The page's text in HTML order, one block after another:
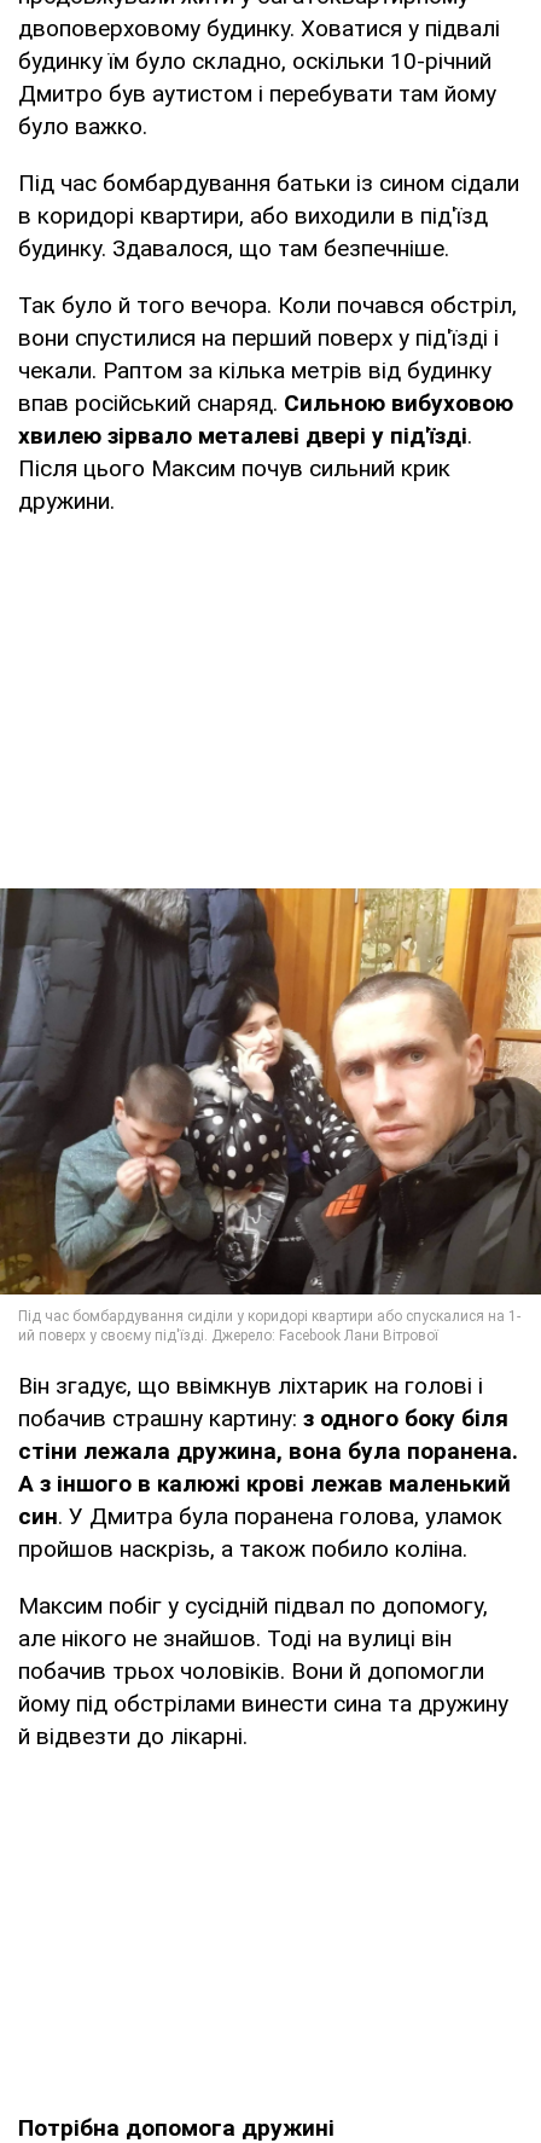
двоповерховому будинку. Ховатися у підвалі
будинку їм було складно, оскільки 10-річний
Дмитро був аутистом і перебувати там йому
було важко.
Під час бомбардування батьки із сином сідали
в коридорі квартири, або виходили в під'їзд
будинку. Здавалося, що там безпечніше.
Так було й того вечора. Коли почався обстріл,
вони спустилися на перший поверх у під'їзді і
чекали. Раптом за кілька метрів від будинку
впав російський снаряд. Сильною вибуховою
хвилею зірвало металеві двері у під'їзді.
Після цього Максим почув сильний крик
дружини.
Він згадує, що ввімкнув ліхтарик на голові і
побачив страшну картину: з одного боку біля
стіни лежала дружина, вона була поранена.
А з іншого в калюжі крові лежав маленький
син. У Дмитра була поранена голова, уламок
пройшов наскрізь, а також побило коліна.
Максим побіг у сусідній підвал по допомогу,
але нікого не знайшов. Тоді на вулиці він
побачив трьох чоловіків. Вони й допомогли
йому під обстрілами винести сина та дружину
й відвезти до лікарні.
Потрібна допомога дружині